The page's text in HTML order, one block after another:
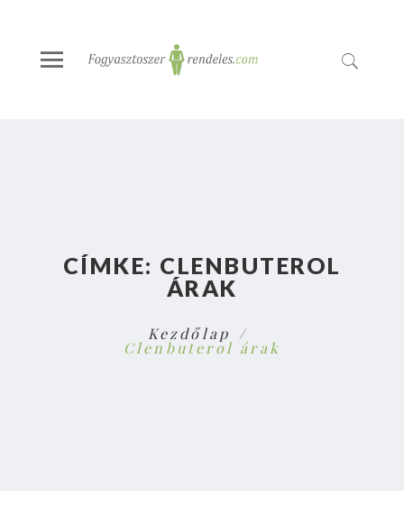
CÍMKE: CLENBUTEROL
ÁRAK
Kezdőlap
Clenbuterol árak